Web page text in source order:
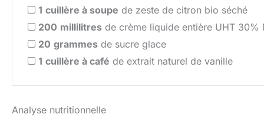
1 cuillère à soupe de zeste de citron bio séché
200 millilitres de crème liquide entière UHT 30%
20 grammes de sucre glace
1 cuillère à café de extrait naturel de vanille
Analyse nutritionnelle